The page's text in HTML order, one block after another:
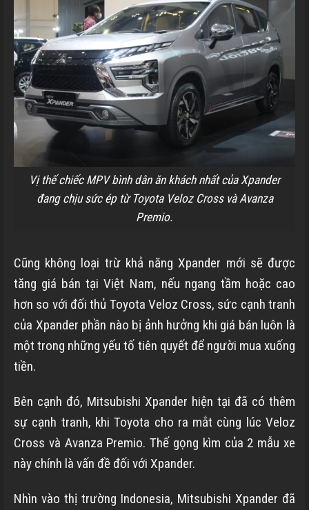
Vị thế chiếc MPV bình dân ăn khách nhất của Xpander
đang chịu sức ép từ Toyota Veloz Cross và Avanza
Premio.
Cũng không loại trừ khả năng Xpander mới sẽ được
tăng giá bán tại Việt Nam, nếu ngang tầm hoặc cao
hơn so với đối thủ Toyota Veloz Cross, sức cạnh tranh
của Xpander phần nào bị ảnh hưởng khi giá bán luôn là
một trong những yếu tố tiên quyết để người mua xuống
tiền.
Bên cạnh đó, Mitsubishi Xpander hiện tại đã có thêm
sự cạnh tranh, khi Toyota cho ra mắt cùng lúc Veloz
Cross và Avanza Premio. Thế gọng kìm của 2 mẫu xe
này chính là vấn đề đối với Xpander.
Nhìn vào thị trường Indonesia, Mitsubishi Xpander đã